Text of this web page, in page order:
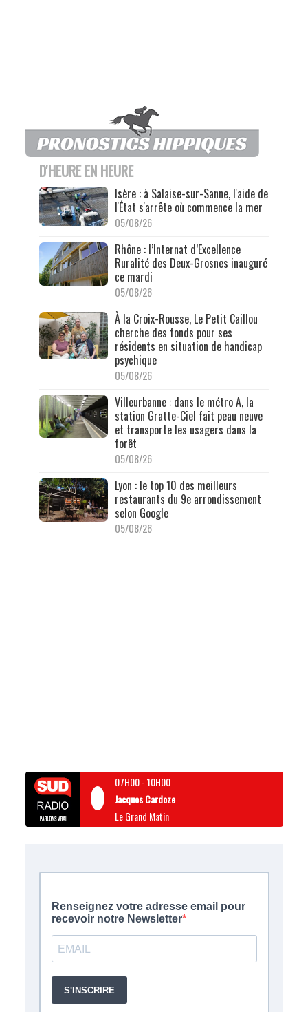
D'HEURE EN HEURE
Isère : à Salaise-sur-Sanne, l'aide de
l'État s'arrête où commence la mer
05/08/26
Rhône : l’Internat d’Excellence
Ruralité des Deux-Grosnes inauguré
ce mardi
05/08/26
À la Croix-Rousse, Le Petit Caillou
cherche des fonds pour ses
résidents en situation de handicap
psychique
05/08/26
Villeurbanne : dans le métro A, la
station Gratte-Ciel fait peau neuve
et transporte les usagers dans la
forêt
05/08/26
Lyon : le top 10 des meilleurs
restaurants du 9e arrondissement
selon Google
05/08/26
07H00-10H00
Jacques Cardoze
Le Grand Matin